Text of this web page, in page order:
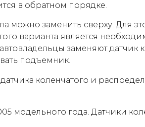
в обратном порядке.
можно заменить сверху. Для
варианта является
заменяют датчик
подъемник.
коленчатого и
модельного года. Датчики